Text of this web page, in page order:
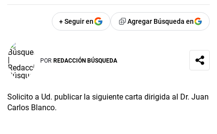
+ Seguir en Agregar Búsqueda en
POR REDACCIÓN BÚSQUEDA
Solicito a Ud. publicar la siguiente carta dirigida al Dr. Juan
Carlos Blanco.